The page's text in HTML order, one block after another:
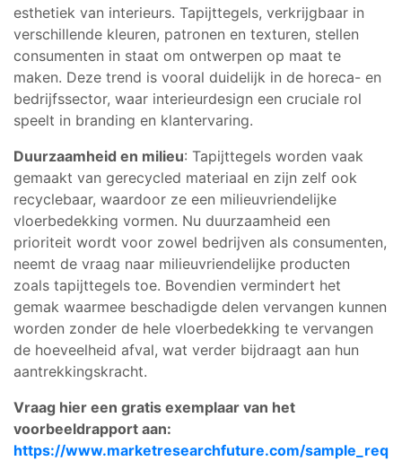
esthetiek van interieurs. Tapijttegels, verkrijgbaar in
verschillende kleuren, patronen en texturen, stellen
consumenten in staat om ontwerpen op maat te
maken. Deze trend is vooral duidelijk in de horeca- en
bedrijfssector, waar interieurdesign een cruciale rol
speelt in branding en klantervaring.
Duurzaamheid en milieu: Tapijttegels worden vaak
gemaakt van gerecycled materiaal en zijn zelf ook
recyclebaar, waardoor ze een milieuvriendelijke
vloerbedekking vormen. Nu duurzaamheid een
prioriteit wordt voor zowel bedrijven als consumenten,
neemt de vraag naar milieuvriendelijke producten
zoals tapijttegels toe. Bovendien vermindert het
gemak waarmee beschadigde delen vervangen kunnen
worden zonder de hele vloerbedekking te vervangen
de hoeveelheid afval, wat verder bijdraagt aan hun
aantrekkingskracht.
Vraag hier een gratis exemplaar van het
voorbeeldrapport aan:
https://www.marketresearchfuture.com/sample_req